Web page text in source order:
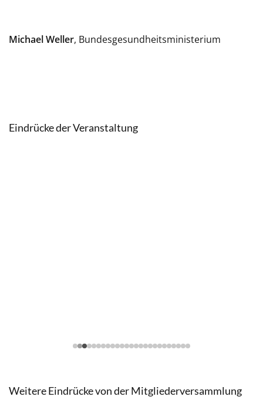
Michael Weller, Bundesgesundheitsministerium
Eindrücke der Veranstaltung
Weitere Eindrücke von der Mitgliederversammlung